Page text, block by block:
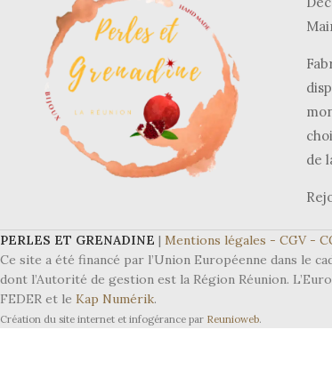
de
PERLES ET GRENADINE | Mentions légales - CGV -
Ce site a été financé par l’Union Européenne dans le
dont l’Autorité de gestion est la Région Réunion.
FEDER et le Kap Numérik.
Création du site internet et infogérance par Reunioweb.